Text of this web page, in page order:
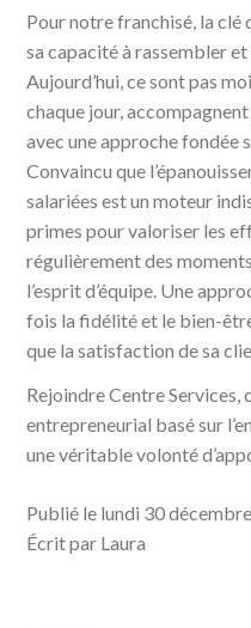
Pour notre franchisé, la clé
sa capacité à rassembler
Aujourd’hui, ce sont pas
chaque jour,
avec une approche fondée
Convaincu que
salariées est un moteur
primes pour valoriser les
régulièrement des
l’esprit d’équipe. Une
fois la fidélité et le bien-
que la satisfaction de sa
Rejoindre Centre Services,
entrepreneurial basé sur
une véritable volonté
Publié le lundi 30
Écrit par Laura